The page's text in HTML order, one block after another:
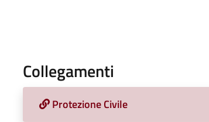
Collegamenti
Protezione Civile